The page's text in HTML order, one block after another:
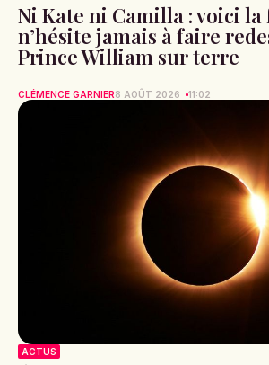
Ni Kate ni Camilla : voici
n’hésite jamais à faire
Prince William sur terre
CLÉMENCE GARNIER8 AOÛT 2026 11:02
ACTUS